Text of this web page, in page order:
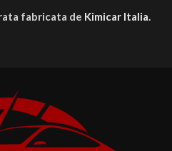
fabricata de Kimicar Italia.